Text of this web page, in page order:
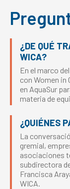
¿DE QUÉ
WICA?
En el marco
con Women in
en AquaSur
materia de
¿QUIÉNES
La
gremial,
asociaciones
subdirectora
Francisca
WICA.